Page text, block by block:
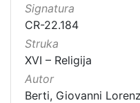
Signatura
CR-22.184
Struka
XVI – Religija
Autor
Berti, Giovanni